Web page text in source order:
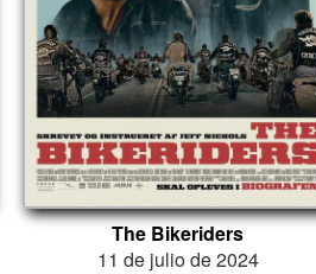
The Bikeriders
11 de julio de 2024